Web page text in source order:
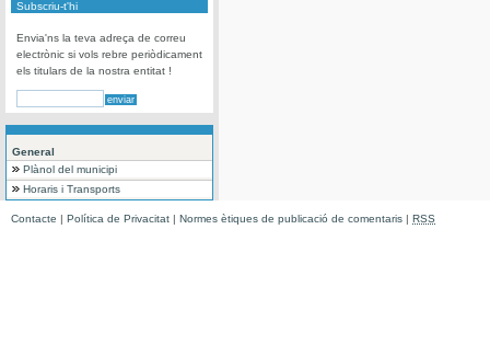
Subscriu-t'hi
Envia'ns la teva adreça de correu
electrònic si vols rebre periòdicament
els titulars de la nostra entitat !
General
Plànol del municipi
Horaris i Transports
Contacte | Política de Privacitat | Normes ètiques de publicació de comentaris | RSS